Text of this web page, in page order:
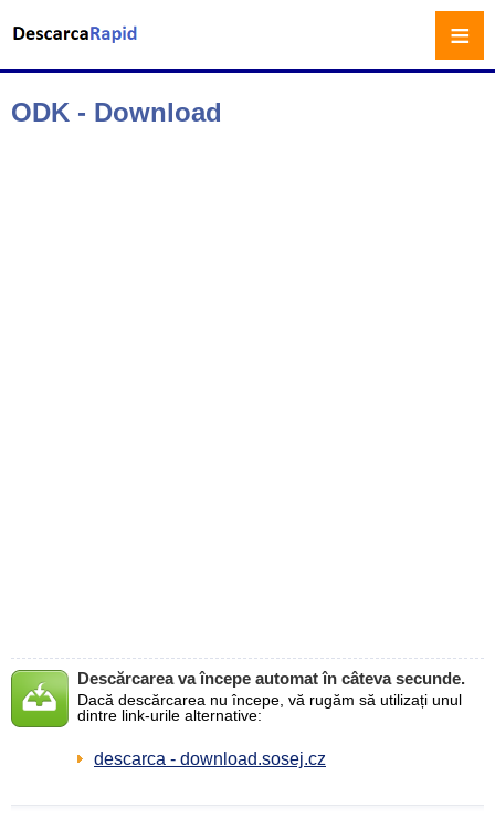
ODK - Download
Descărcarea va începe automat în câteva secunde.
Dacă descărcarea nu începe, vă rugăm să utilizați unul
dintre link-urile alternative:
descarca - download.sosej.cz
≡